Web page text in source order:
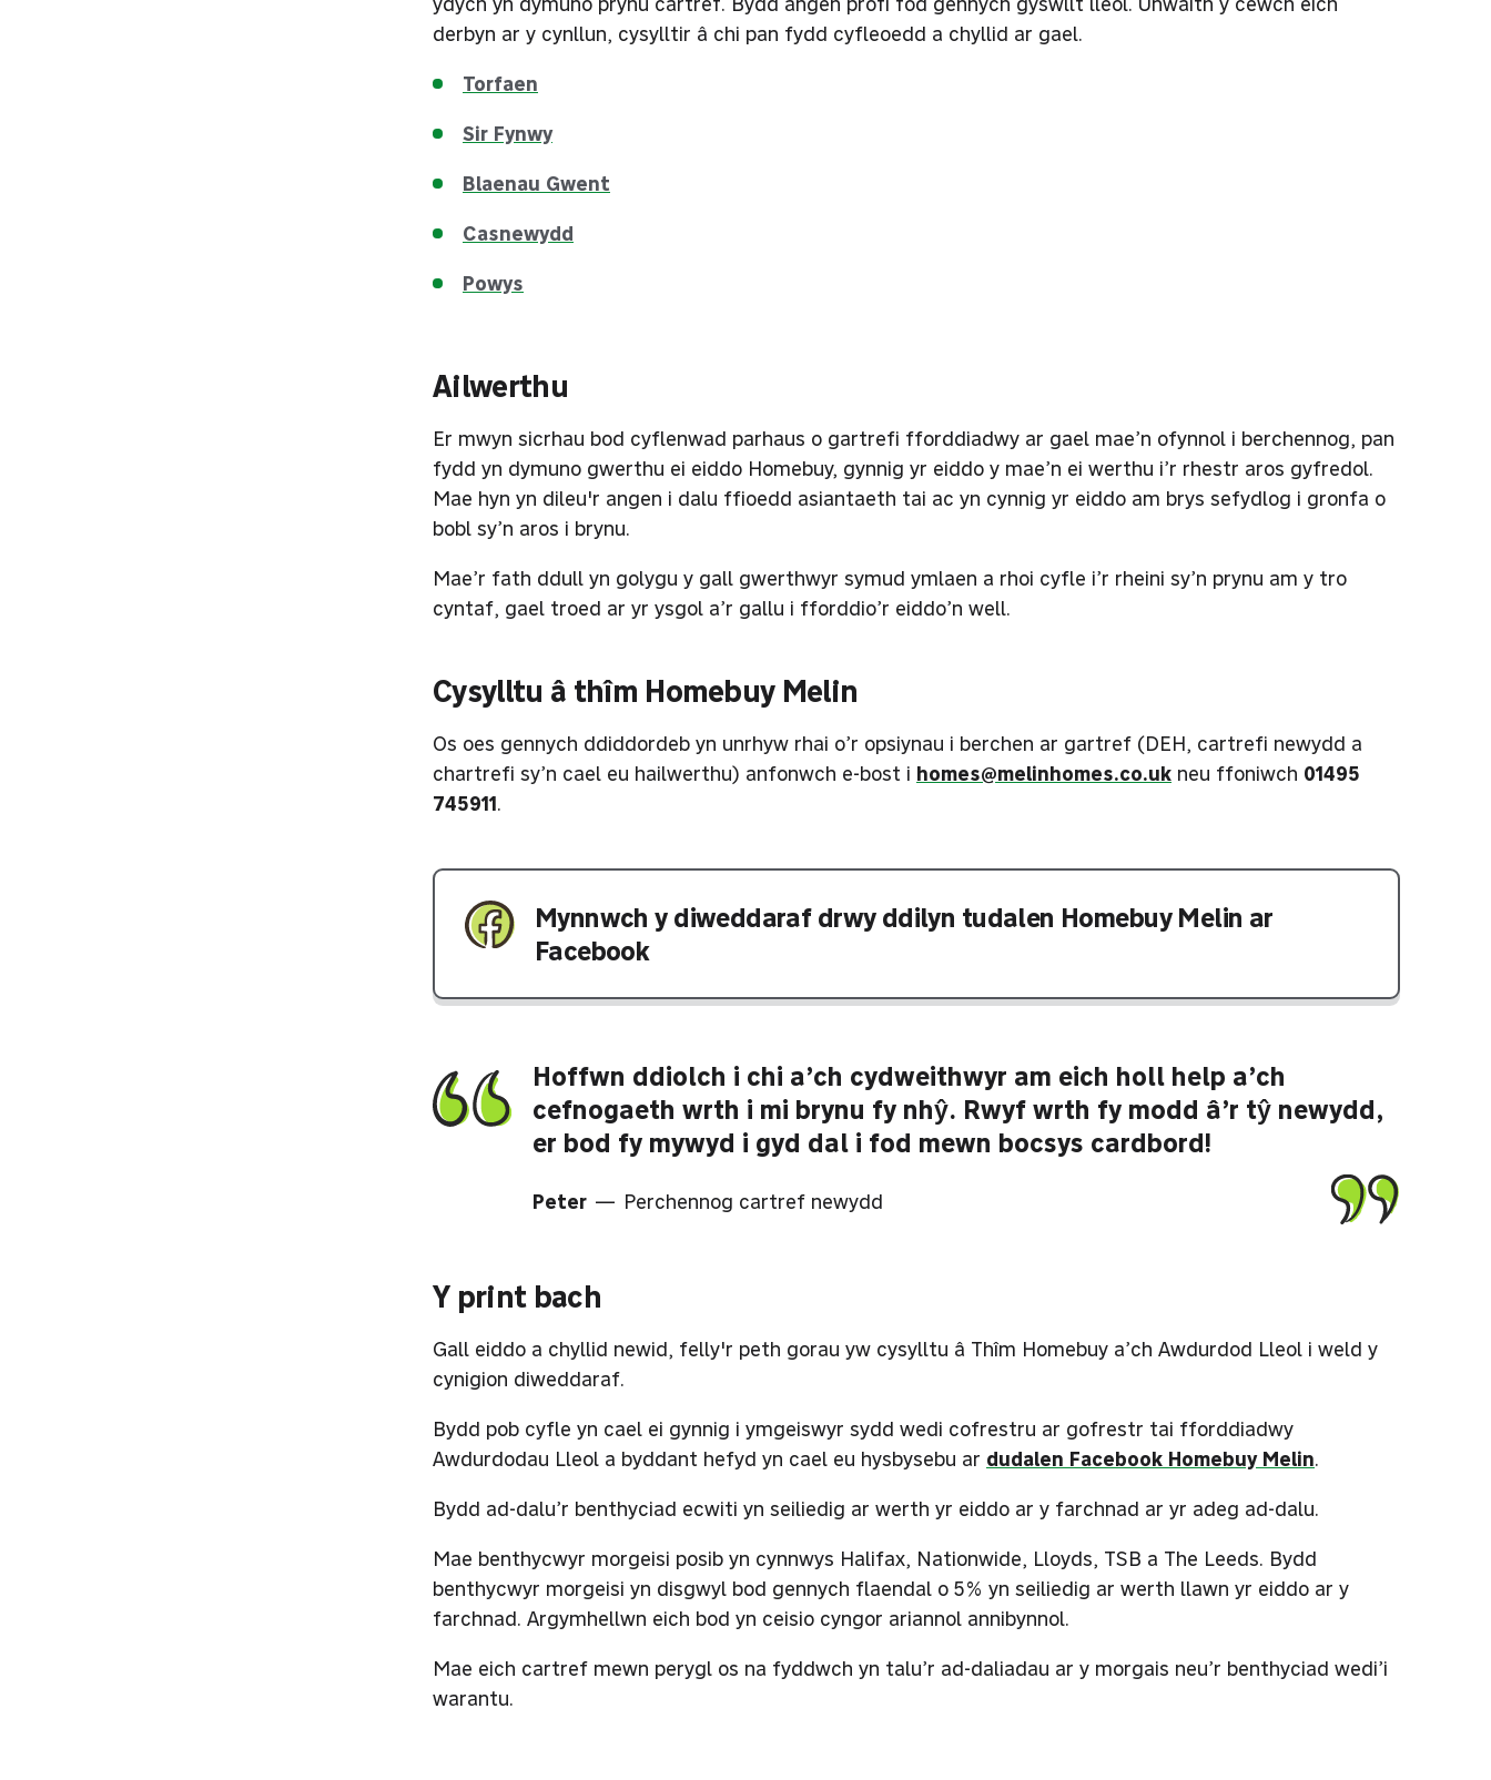
derbyn ar y cynllun, cysylltir â chi pan fydd cyfleoedd a chyllid ar gael.
Torfaen
Sir Fynwy
Blaenau Gwent
Casnewydd
Powys
Ailwerthu
Er mwyn sicrhau bod cyflenwad parhaus o gartrefi fforddiadwy ar gael mae’n ofynnol i berchennog, pan
fydd yn dymuno gwerthu ei eiddo Homebuy, gynnig yr eiddo y mae’n ei werthu i’r rhestr aros gyfredol.
Mae hyn yn dileu'r angen i dalu ffioedd asiantaeth tai ac yn cynnig yr eiddo am brys sefydlog i gronfa o
bobl sy’n aros i brynu.
Mae’r fath ddull yn golygu y gall gwerthwyr symud ymlaen a rhoi cyfle i’r rheini sy’n prynu am y tro
cyntaf, gael troed ar yr ysgol a’r gallu i fforddio’r eiddo’n well.
Cysylltu â thîm Homebuy Melin
Os oes gennych ddiddordeb yn unrhyw rhai o’r opsiynau i berchen ar gartref (DEH, cartrefi newydd a
chartrefi sy’n cael eu hailwerthu) anfonwch e-bost i homes@melinhomes.co.uk neu ffoniwch 01495
745911.
Mynnwch y diweddaraf drwy ddilyn tudalen Homebuy Melin ar
Facebook
Hoffwn ddiolch i chi a’ch cydweithwyr am eich holl help a’ch
cefnogaeth wrth i mi brynu fy nhŷ. Rwyf wrth fy modd â’r tŷ newydd,
er bod fy mywyd i gyd dal i fod mewn bocsys cardbord!
Peter — Perchennog cartref newydd
Y print bach
Gall eiddo a chyllid newid, felly'r peth gorau yw cysylltu â Thîm Homebuy a’ch Awdurdod Lleol i weld y
cynigion diweddaraf.
Bydd pob cyfle yn cael ei gynnig i ymgeiswyr sydd wedi cofrestru ar gofrestr tai fforddiadwy
Awdurdodau Lleol a byddant hefyd yn cael eu hysbysebu ar dudalen Facebook Homebuy Melin.
Bydd ad-dalu’r benthyciad ecwiti yn seiliedig ar werth yr eiddo ar y farchnad ar yr adeg ad-dalu.
Mae benthycwyr morgeisi posib yn cynnwys Halifax, Nationwide, Lloyds, TSB a The Leeds. Bydd
benthycwyr morgeisi yn disgwyl bod gennych flaendal o 5% yn seiliedig ar werth llawn yr eiddo ar y
farchnad. Argymhellwn eich bod yn ceisio cyngor ariannol annibynnol.
Mae eich cartref mewn perygl os na fyddwch yn talu’r ad-daliadau ar y morgais neu’r benthyciad wedi’i
warantu.